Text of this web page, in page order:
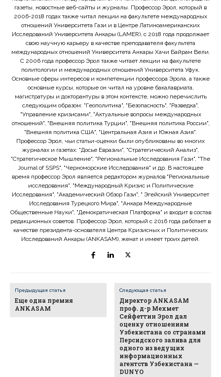
газеты, новостные веб-сайты и журналы. Профессор Эрол, который в
2006-2018 годах также читал лекции на факультете международных
отношений Университета Гази и в Центре Латиноамериканских
Исследований Университета Анкары (LAMER), с 2018 года продолжает
свою научную карьеру в качестве преподавателя факультета
международных отношений Университета Анкары Хачи Байрам Вели.
С 2006 года профессор Эрол также читает лекции на факультете
политологии и международных отношений Университета Уфук.
Основные сферы интересов и компетенции профессора Эрола, а также
основные курсы, которые он читал на уровне бакалавриата,
магистратуры и докторантуры в этом контексте, можно перечислить
следующим образом: "Геополитика", "Безопасность", "Разведка",
"Управление кризисами", "Актуальные вопросы международных
отношений", "Внешняя политика Турции", "Внешняя политика России",
"Внешняя политика США", "Центральная Азия и Южная Азия".
Профессор Эрол, чьи статьи-оценки были опубликованы во многих
журналах и газетах: "Досье Евразии", "Стратегический Анализ",
"Стратегическое Мышление", "Региональные Исследования Гази", "The
Journal of SSPS", "Черноморские Исследования" и др. В настоящее
время профессор Эрол является редактором журналов "Региональные
исследования", "Международный Кризис и Политические
Исследования", "Академический Обзор Гази", " Эгейский Университет
Исследования Турецкого Мира", "Анкара Международные
Общественные Науки", "Демократическая Платформа" и входит в состав
редакционных советов. Профессор Эрол, который с 2016 года работает в
качестве президента-основателя Центра Кризисных и Политических
Исследований Анкары (ANKASAM), женат и имеет троих детей.
Предыдущая статья
Еще одна премия
ANKASAM
Следующая статья
Директор ANKASAM
проф. д-р Мехмет
Сейфеттин Эрол дал
оценку отношениям
Узбекистана со странами
Персидского залива для
одного из ведущих
информационных
агентств Узбекистана —
DUNYO